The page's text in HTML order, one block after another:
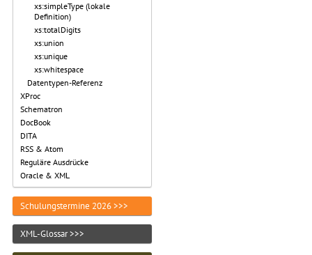
xs:simpleType (lokale
Definition)
xs:totalDigits
xs:union
xs:unique
xs:whitespace
Datentypen-Referenz
XProc
Schematron
DocBook
DITA
RSS & Atom
Reguläre Ausdrücke
Oracle & XML
Schulungstermine 2026 >>>
XML-Glossar >>>